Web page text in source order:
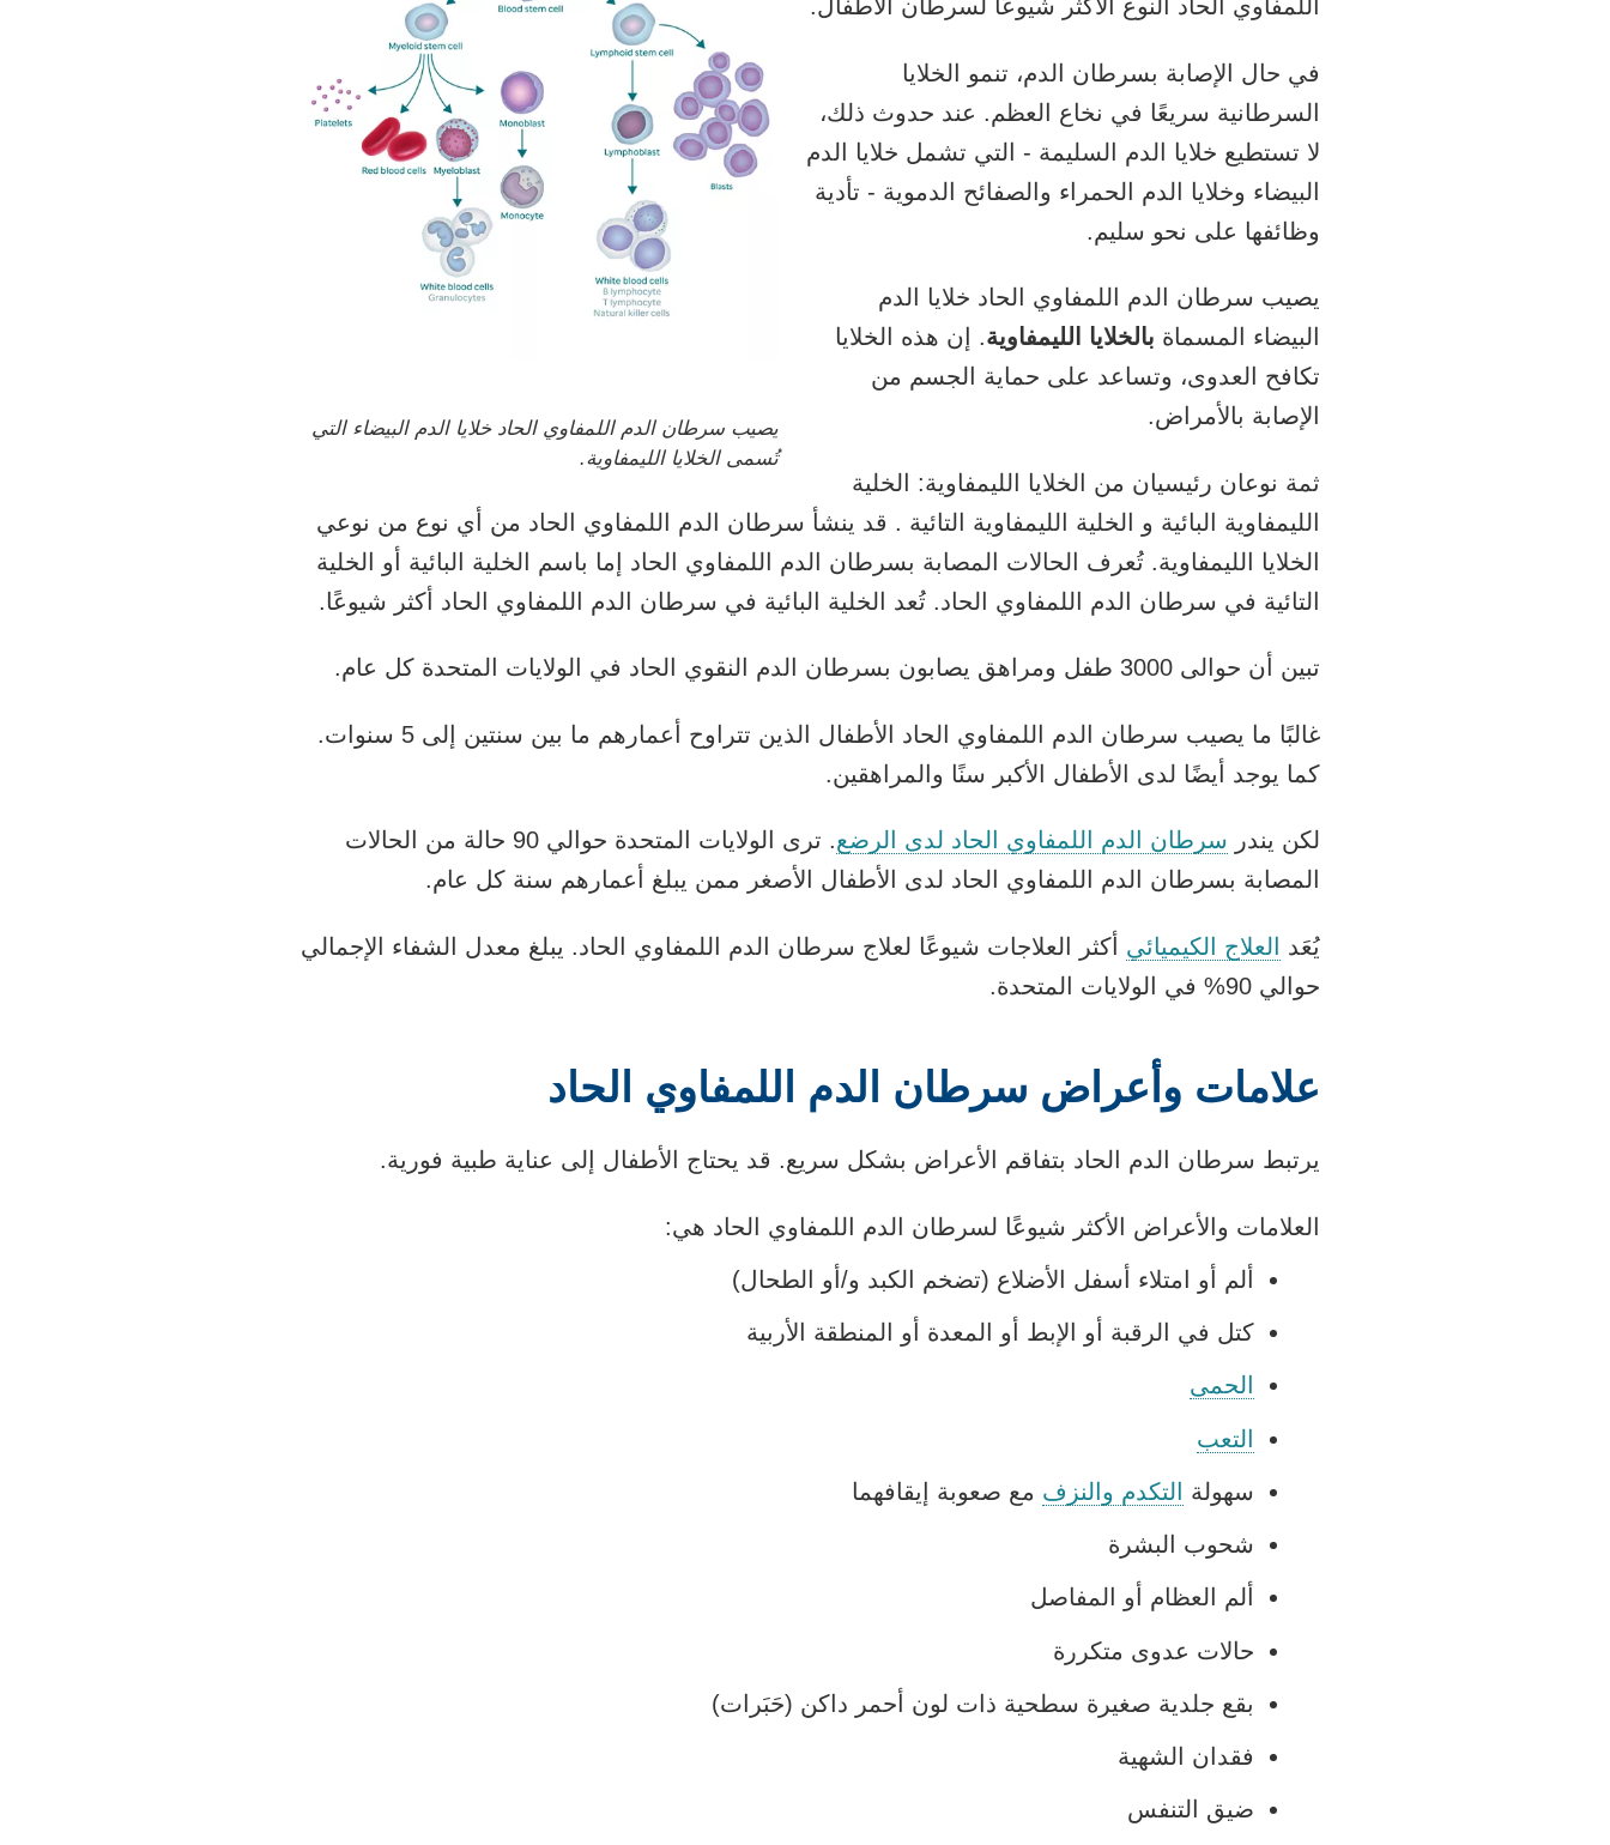
يصيب سرطان الدم اللمفاوي الحاد خلايا الدم البيضاء التي
تُسمى الخلايا الليمفاوية.
اللمفاوي الحاد النوع الأكثر شيوعًا لسرطان الأطفال.
في حال الإصابة بسرطان الدم، تنمو الخلايا
السرطانية سريعًا في نخاع العظم. عند حدوث ذلك،
لا تستطيع خلايا الدم السليمة - التي تشمل خلايا الدم
البيضاء وخلايا الدم الحمراء والصفائح الدموية - تأدية
وظائفها على نحو سليم.
يصيب سرطان الدم اللمفاوي الحاد خلايا الدم
البيضاء المسماة بالخلايا الليمفاوية. إن هذه الخلايا
تكافح العدوى، وتساعد على حماية الجسم من
الإصابة بالأمراض.
ثمة نوعان رئيسيان من الخلايا الليمفاوية: الخلية
الليمفاوية البائية و الخلية الليمفاوية التائية . قد ينشأ سرطان الدم اللمفاوي الحاد من أي نوع من نوعي
الخلايا الليمفاوية. تُعرف الحالات المصابة بسرطان الدم اللمفاوي الحاد إما باسم الخلية البائية أو الخلية
التائية في سرطان الدم اللمفاوي الحاد. تُعد الخلية البائية في سرطان الدم اللمفاوي الحاد أكثر شيوعًا.
تبين أن حوالى 3000 طفل ومراهق يصابون بسرطان الدم النقوي الحاد في الولايات المتحدة كل عام.
غالبًا ما يصيب سرطان الدم اللمفاوي الحاد الأطفال الذين تتراوح أعمارهم ما بين سنتين إلى 5 سنوات.
كما يوجد أيضًا لدى الأطفال الأكبر سنًا والمراهقين.
لكن يندر سرطان الدم اللمفاوي الحاد لدى الرضع
. ترى الولايات المتحدة حوالي 90 حالة من الحالات
المصابة بسرطان الدم اللمفاوي الحاد لدى الأطفال الأصغر ممن يبلغ أعمارهم سنة كل عام.
يُعَد العلاج الكيميائي أكثر العلاجات شيوعًا لعلاج سرطان الدم اللمفاوي الحاد. يبلغ معدل الشفاء الإجمالي
حوالي 90% في الولايات المتحدة.
علامات وأعراض سرطان الدم اللمفاوي الحاد
يرتبط سرطان الدم الحاد بتفاقم الأعراض بشكل سريع. قد يحتاج الأطفال إلى عناية طبية فورية.
العلامات والأعراض الأكثر شيوعًا لسرطان الدم اللمفاوي الحاد هي:
ألم أو امتلاء أسفل الأضلاع (تضخم الكبد و/أو الطحال)
كتل في الرقبة أو الإبط أو المعدة أو المنطقة الأربية
الحمى
التعب
سهولة التكدم والنزف مع صعوبة إيقافهما
شحوب البشرة
ألم العظام أو المفاصل
حالات عدوى متكررة
بقع جلدية صغيرة سطحية ذات لون أحمر داكن (حَبَرات)
فقدان الشهية
ضيق التنفس